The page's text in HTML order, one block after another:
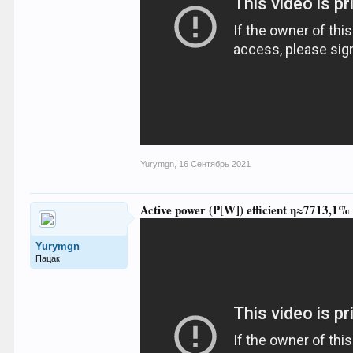
Yurymgn 16 Сентябрь 2021
Yurymgn
Пацак
Active power (P[W]) efficient η≈7713,1%